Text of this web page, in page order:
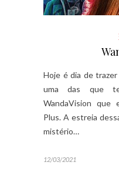
Hoje é dia de
uma das que
WandaVision que
Plus. A estreia
mistério…
12/03/2021